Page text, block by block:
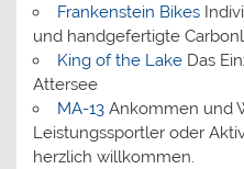
Frankenstein Bikes
und handgefertigte
King of the LakeDas
Attersee
MA-13Ankommen und
Leistungssportler oder
herzlich willkommen.